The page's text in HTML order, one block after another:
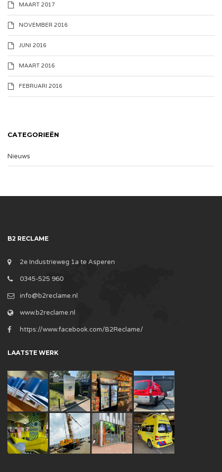
MAART 2017
NOVEMBER 2016
JUNI 2016
MAART 2016
FEBRUARI 2016
CATEGORIEËN
Nieuws
B2 RECLAME
2e Industrieweg 1a te Asperen
0345-525 960
info@b2reclame.nl
www.b2reclame.nl
https://www.facebook.com/B2Reclame/
LAATSTE WERK